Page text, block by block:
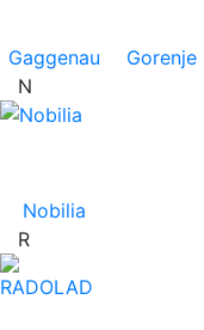
Gaggenau
Gorenje
N
Nobilia
R